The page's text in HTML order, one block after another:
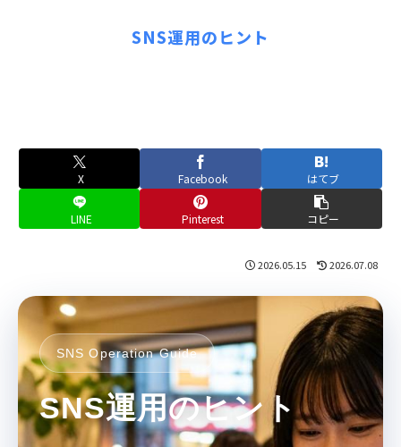
SNS運用のヒント
X Facebook はてブ
LINE Pinterest コピー
2026.05.15 2026.07.08
SNS Operation Guide
SNS運用のヒント